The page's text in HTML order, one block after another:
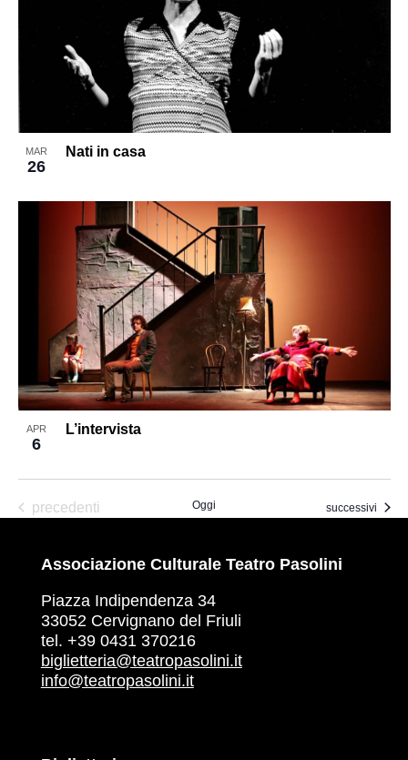
MAR
26
Nati in casa
APR
6
L’intervista
Eventi
precedenti Oggi Eventi
successivi
Associazione Culturale Teatro Pasolini
Piazza Indipendenza 34
33052 Cervignano del Friuli
tel. +39 0431 370216
biglietteria@teatropasolini.it
info@teatropasolini.it